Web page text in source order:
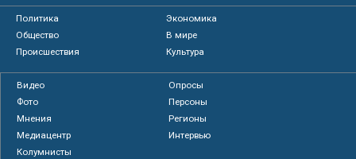
Политика
Экономика
Общество
В мире
Происшествия
Культура
Видео
Опросы
Фото
Персоны
Мнения
Регионы
Медиацентр
Интервью
Колумнисты